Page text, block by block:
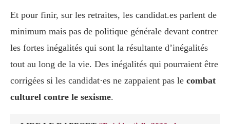
Et pour finir, sur les retraites, les candidat.es parlent de
minimum mais pas de politique générale devant contrer
les fortes inégalités qui sont la résultante d’inégalités
tout au long de la vie. Des inégalités qui pourraient être
corrigées si les candidat·es ne zappaient pas le combat
culturel contre le sexisme.